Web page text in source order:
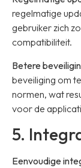
regelmatige
gebruiker zich
compatibiliteit.
Betere
beveiliging om
normen, wat
voor de
5.
Eenvoudige